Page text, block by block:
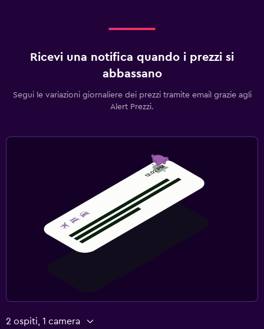
Ricevi una notifica quando i prezzi si
abbassano
Segui le variazioni giornaliere dei prezzi tramite email grazie agli
Alert Prezzi.
2 ospiti, 1 camera